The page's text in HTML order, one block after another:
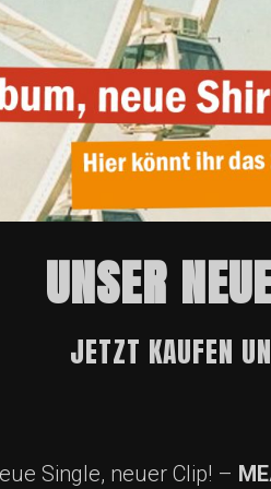
UNSER
JETZT KAUFEN
Single, neuer Clip! –